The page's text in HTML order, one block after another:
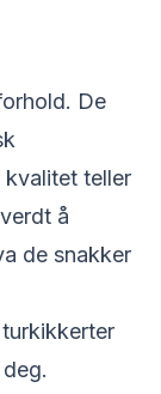
De
kvalitet teller
å
de snakker